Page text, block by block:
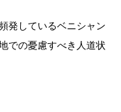
発しているベニシャン
での憂慮すべき人道状